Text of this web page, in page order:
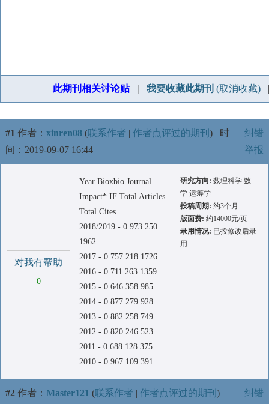
此期刊相关讨论贴| 我要收藏此期刊 (取消收藏)
#1 作者： xinren08 (联系作者 | 作者点评过的期刊 ) 时
间：2019-09-07 16:44
纠错
举报
对我有帮助
0
Year Bioxbio Journal
Impact* IF Total Articles
Total Cites
2018/2019 - 0.973 250
1962
2017 - 0.757 218 1726
2016 - 0.711 263 1359
2015 - 0.646 358 985
2014 - 0.877 279 928
2013 - 0.882 258 749
2012 - 0.820 246 523
2011 - 0.688 128 375
2010 - 0.967 109 391
研究方向: 数理科学 数
学 运筹学
投稿周期: 约3个月
版面费: 约14000元/页
录用情况: 已投修改后录
用
#2 作者： Master121 (联系作者 | 作者点评过的期刊 )
纠错